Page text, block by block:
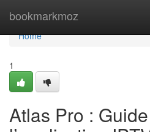
bookmarkmoz
Home
Home
1
Atlas Pro :